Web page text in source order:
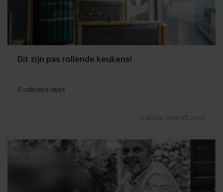
Dit zijn pas rollende keukens!
5 culinaire ritjes
8 oktober 2018 2 min